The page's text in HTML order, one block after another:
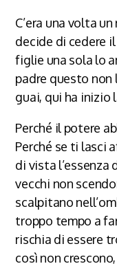
C’era una volta
decide di cedere
figlie una sola lo
padre questo non
guai, qui ha inizio
Perché il potere
Perché se ti lasci
di vista l’essenza
vecchi non
scalpitano
troppo tempo a
rischia di essere
così non